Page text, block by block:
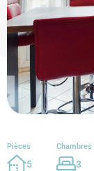
Pièces
5
Chambres
3